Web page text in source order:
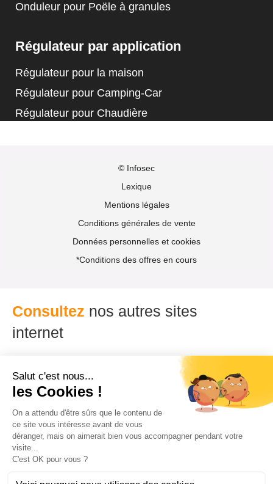
Onduleur pour Poële à granules
Régulateur par application
Régulateur pour la maison
Régulateur pour Camping-Car
Régulateur pour Chaudière
© Infosec
Lexique
Mentions légales
Conditions générales de vente
Données personnelles et cookies
*Conditions des offres en cours
Consultez nos autres sites
internet
Visitez notre site français dans
différentes langues :
Français
Anglais